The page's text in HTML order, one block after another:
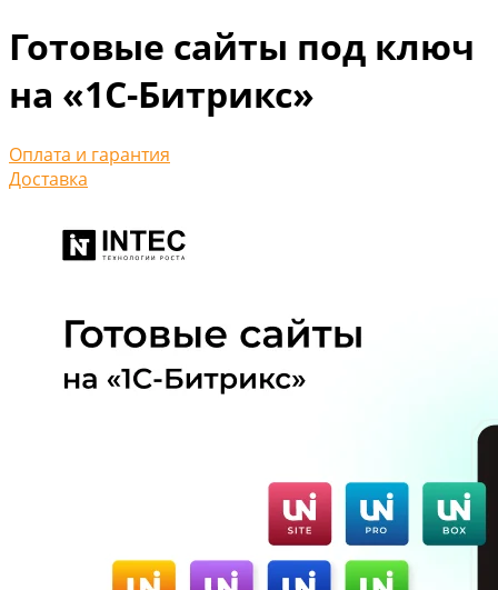
Готовые сайты под ключ
на «1С-Битрикс»
Оплата и гарантия
Доставка